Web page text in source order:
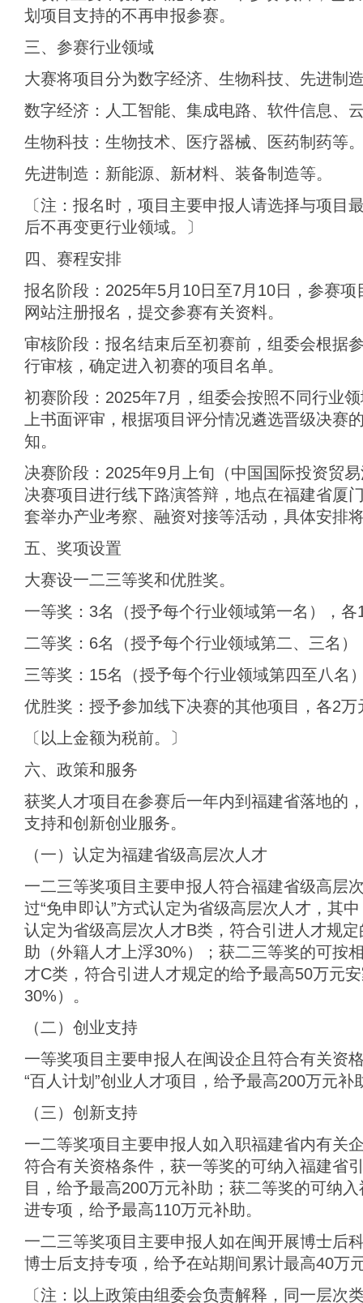
划项目支持的不再申报参赛。
三、参赛行业领域
大赛将项目分为数字经济、生物科技、先进制
数字经济：人工智能、集成电路、软件信息、
生物科技：生物技术、医疗器械、医药制药等
先进制造：新能源、新材料、装备制造等。
〔注：报名时，项目主要申报人请选择与项目
后不再变更行业领域。〕
四、赛程安排
报名阶段：2025年5月10日至7月10日，参赛
网站注册报名，提交参赛有关资料。
审核阶段：报名结束后至初赛前，组委会根据
行审核，确定进入初赛的项目名单。
初赛阶段：2025年7月，组委会按照不同行业
上书面评审，根据项目评分情况遴选晋级决赛
知。
决赛阶段：2025年9月上旬（中国国际投资贸
决赛项目进行线下路演答辩，地点在福建省厦
套举办产业考察、融资对接等活动，具体安排
五、奖项设置
大赛设一二三等奖和优胜奖。
一等奖：3名（授予每个行业领域第一名），
二等奖：6名（授予每个行业领域第二、三名
三等奖：15名（授予每个行业领域第四至八名
优胜奖：授予参加线下决赛的其他项目，各2万
〔以上金额为税前。〕
六、政策和服务
获奖人才项目在参赛后一年内到福建省落地的
支持和创新创业服务。
（一）认定为福建省级高层次人才
一二三等奖项目主要申报人符合福建省级高层
过“免申即认”方式认定为省级高层次人才，其
认定为省级高层次人才B类，符合引进人才规
助（外籍人才上浮30%）；获二三等奖的可按
才C类，符合引进人才规定的给予最高50万元
30%）。
（二）创业支持
一等奖项目主要申报人在闽设企且符合有关资
“百人计划”创业人才项目，给予最高200万元补
（三）创新支持
一二等奖项目主要申报人如入职福建省内有关
符合有关资格条件，获一等奖的可纳入福建省
目，给予最高200万元补助；获二等奖的可纳
进专项，给予最高110万元补助。
一二三等奖项目主要申报人如在闽开展博士后
博士后支持专项，给予在站期间累计最高40万
〔注：以上政策由组委会负责解释，同一层次